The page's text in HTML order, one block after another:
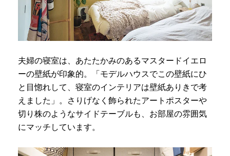
夫婦の寝室は、あたたかみのあるマスタードイエロ
ーの壁紙が印象的。「モデルハウスでこの壁紙にひ
と目惚れして、寝室のインテリアは壁紙ありきで考
えました」。さりげなく飾られたアートポスターや
切り株のようなサイドテーブルも、お部屋の雰囲気
にマッチしています。